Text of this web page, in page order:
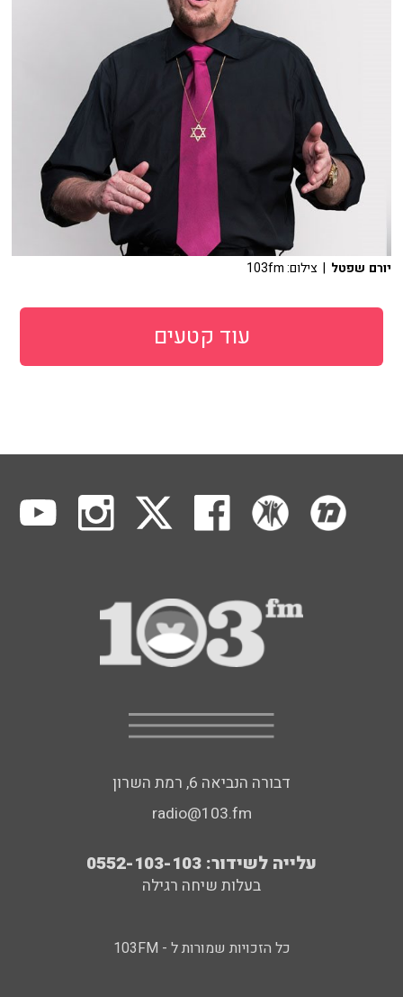
יורם שפטל | צילום: 103fm
עוד קטעים
דבורה הנביאה 6, רמת השרון
radio@103.fm
עלייה לשידור: 0552-103-103
בעלות שיחה רגילה
כל הזכויות שמורות ל - 103FM